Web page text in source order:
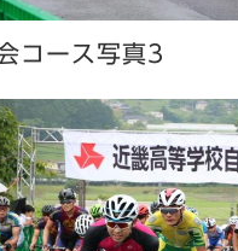
コース写真3